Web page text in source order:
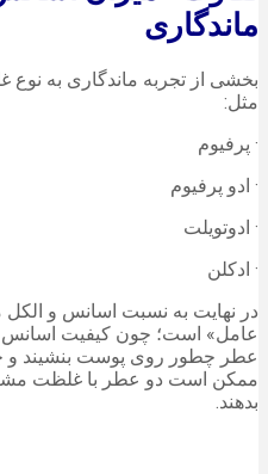
ماندگاری
بخشی از تجربه ماندگاری به
مثل:
· پرفیوم
· ادو پرفیوم
· ادوتویلت
· ادکلن
در نهایت به نسبت اسانس و الکل
عامل» است؛ چون کیفیت اسانس
عطر چطور روی پوست بنشیند و
ممکن است دو عطر با غلظت
بدهند.